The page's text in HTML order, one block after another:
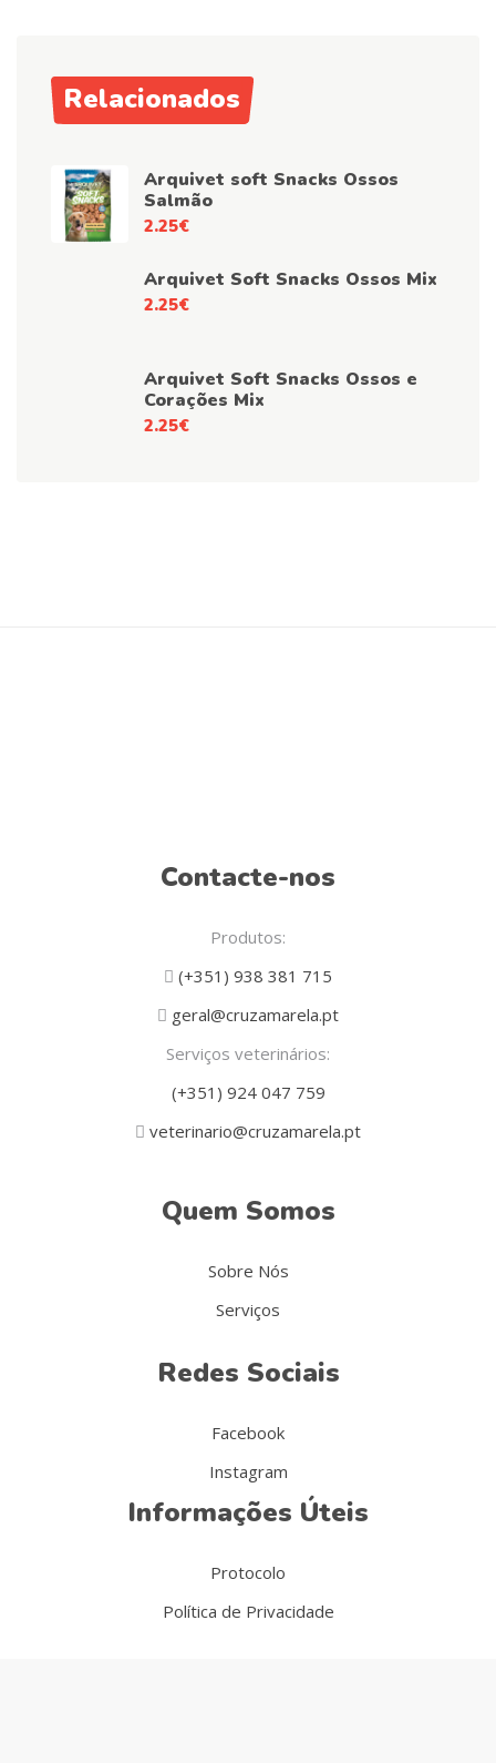
Relacionados
Arquivet soft Snacks Ossos
Salmão
2.25€
Arquivet Soft Snacks Ossos Mix
2.25€
Arquivet Soft Snacks Ossos e
Corações Mix
2.25€
Contacte-nos
Produtos:
(+351) 938 381 715
geral@cruzamarela.pt
Serviços veterinários:
(+351) 924 047 759
veterinario@cruzamarela.pt
Quem Somos
Sobre Nós
Serviços
Redes Sociais
Facebook
Instagram
Informações Úteis
Protocolo
Política de Privacidade